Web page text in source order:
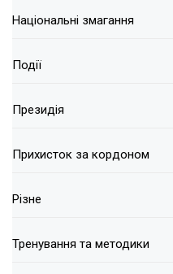
Національні змагання
Події
Президія
Прихисток за кордоном
Різне
Тренування та методики